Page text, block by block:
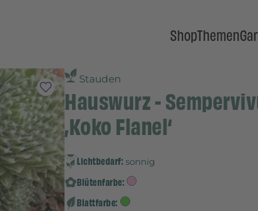
ShopThemen
Stauden
Hauswurz -
‚Koko Flanel‘
Lichtbedarf: sonnig
Blütenfarbe:
Blattfarbe: